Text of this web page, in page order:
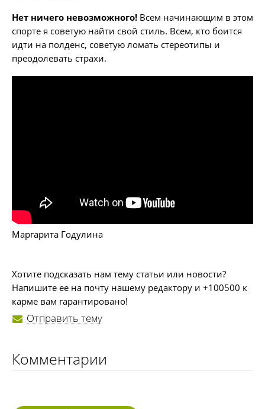
Нет ничего невозможного! Всем начинающим в этом
спорте я советую найти свой стиль. Всем, кто боится
идти на полденс, советую ломать стереотипы и
преодолевать страхи.
Маргарита Годулина
Хотите подсказать нам тему статьи или новости?
Напишите ее на почту нашему редактору и +100500 к
карме вам гарантировано!
Отправить тему
Комментарии